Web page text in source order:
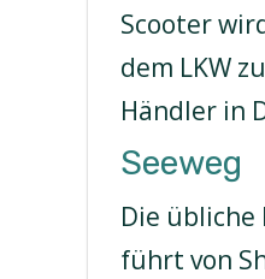
Scooter
dem LKW
Händler in
Seeweg
Die übliche
führt von